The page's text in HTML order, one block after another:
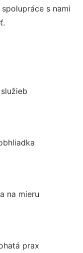
s nami
na mieru
prax